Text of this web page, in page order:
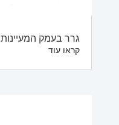
גרר בעמק המעיינות
קראו עוד